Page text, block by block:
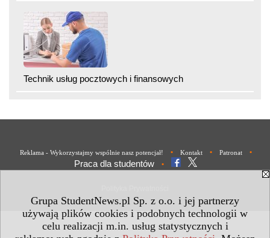
Grupa StudentNews.pl Sp. z o.o. i jej partnerzy
używają plików cookies i podobnych technologii w
celu realizacji m.in. usług statystycznych i
Technik usług pocztowych i finansowych
Reklama - Wykorzystajmy wspólnie nasz potencjał! • Kontakt • Patronat •
Praca dla studentów •